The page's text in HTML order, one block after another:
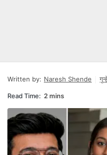
Written by: Naresh Shende
Read Time: 2 mins